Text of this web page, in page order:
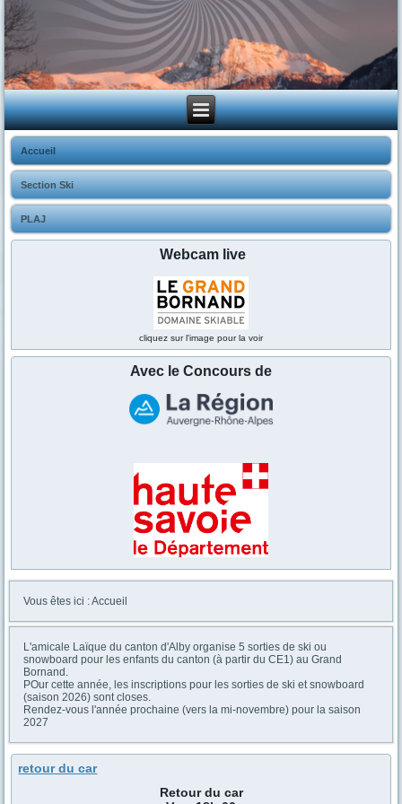
Accueil
Section Ski
PLAJ
Webcam live
cliquez sur l'image pour la voir
Avec le Concours de
Vous êtes ici :Accueil
L'amicale Laïque du canton d'Alby organise 5 sorties de ski ou
snowboard pour les enfants du canton (à partir du CE1) au Grand
Bornand.
POur cette année, les inscriptions pour les sorties de ski et snowboard
(saison 2026) sont closes.
Rendez-vous l'année prochaine (vers la mi-novembre) pour la saison
2027
retour du car
Retour du car